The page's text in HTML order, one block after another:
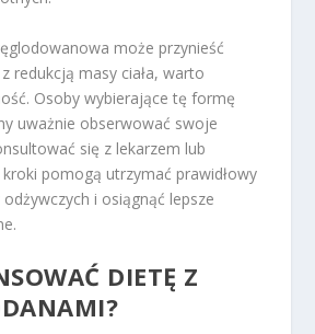
może przynieść
redukcją masy ciała, warto
Osoby wybierające tę formę
uważnie obserwować swoje
się z lekarzem lub
pomogą utrzymać prawidłowy
odżywczych i osiągnąć lepsze
DIETĘ Z